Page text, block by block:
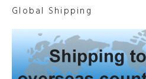
Global Shipping